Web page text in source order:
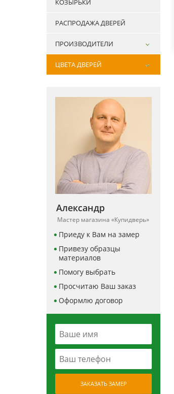
КОЗЫРЬКИ
РАСПРОДАЖА ДВЕРЕЙ
ПРОИЗВОДИТЕЛИ
ЦВЕТА ДВЕРЕЙ
Александр
Мастер магазина «Купидверь»
Приеду к Вам на замер
Привезу образцы
материалов
Помогу выбрать
Просчитаю Ваш заказ
Оформлю договор
ЗАКАЗАТЬ ЗАМЕР